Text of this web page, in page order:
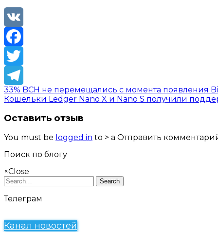
VK
Facebook
Twitter
Telegram
33% BCH не перемещались с момента появления
Кошельки Ledger Nano X и Nano S получили
Оставить отзыв
You must be logged in to > a Отправить
Поиск по блогу
×Close
Search
Телеграм
Канал новостей